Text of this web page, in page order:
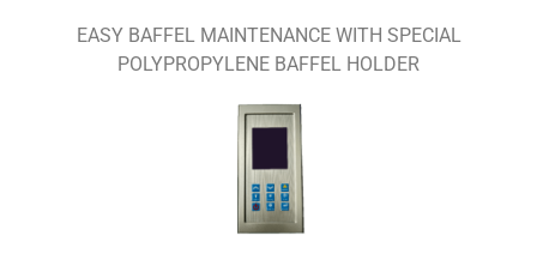
EASY BAFFEL MAINTENANCE WITH SPECIAL
POLYPROPYLENE BAFFEL HOLDER